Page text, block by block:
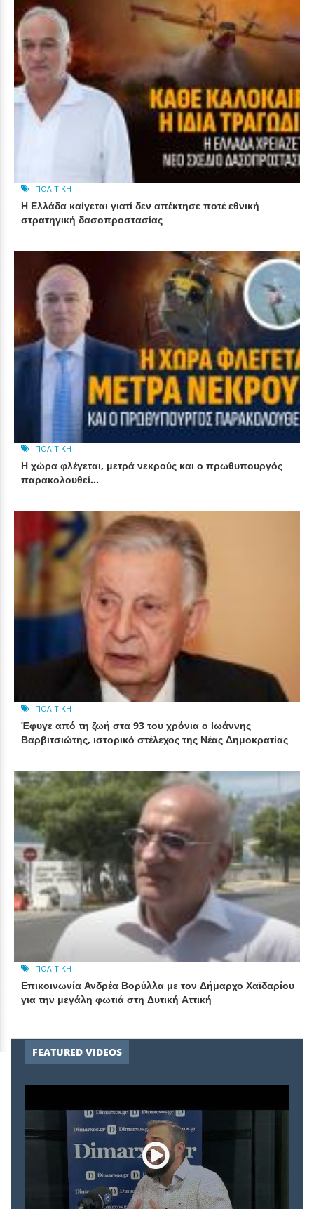
ΠΟΛΙΤΙΚΉ
Η Ελλάδα καίγεται γιατί δεν απέκτησε ποτέ εθνική
στρατηγική δασοπροστασίας
ΠΟΛΙΤΙΚΉ
Η χώρα φλέγεται, μετρά νεκρούς και ο πρωθυπουργός
παρακολουθεί…
ΠΟΛΙΤΙΚΉ
Έφυγε από τη ζωή στα 93 του χρόνια ο Ιωάννης
Βαρβιτσιώτης, ιστορικό στέλεχος της Νέας Δημοκρατίας
ΠΟΛΙΤΙΚΉ
Επικοινωνία Ανδρέα Βορύλλα με τον Δήμαρχο Χαϊδαρίου
για την μεγάλη φωτιά στη Δυτική Αττική
FEATURED VIDEOS